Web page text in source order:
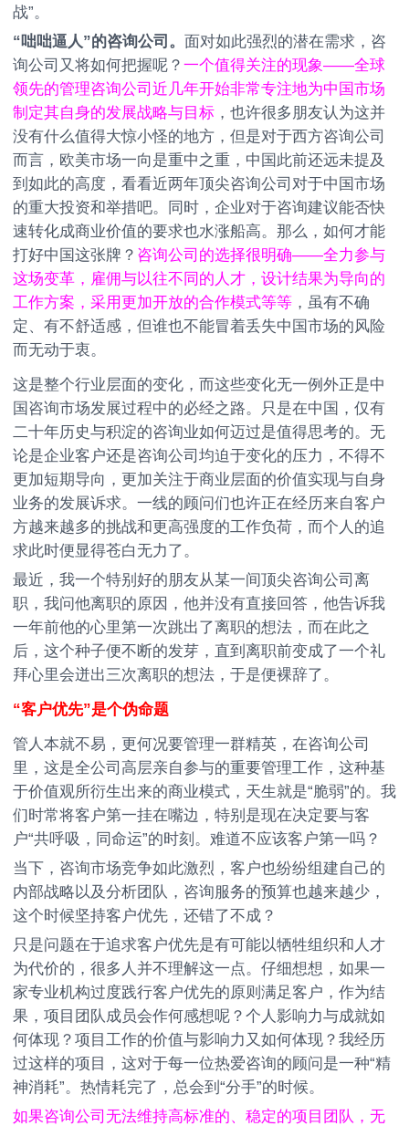
战”。
“咄咄逼人”的咨询公司。 面对如此强烈的潜在需求，咨
询公司又将如何把握呢？ 一个值得关注的现象——全球
领先的管理咨询公司近几年开始非常专注地为中国市场
制定其自身的发展战略与目标 ，也许很多朋友认为这并
没有什么值得大惊小怪的地方，但是对于西方咨询公司
而言，欧美市场一向是重中之重，中国此前还远未提及
到如此的高度，看看近两年顶尖咨询公司对于中国市场
的重大投资和举措吧。同时，企业对于咨询建议能否快
速转化成商业价值的要求也水涨船高。那么，如何才能
打好中国这张牌？ 咨询公司的选择很明确——全力参与
这场变革，雇佣与以往不同的人才，设计结果为导向的
工作方案，采用更加开放的合作模式等等 ，虽有不确
定、有不舒适感，但谁也不能冒着丢失中国市场的风险
而无动于衷。
这是整个行业层面的变化，而这些变化无一例外正是中
国咨询市场发展过程中的必经之路。只是在中国，仅有
二十年历史与积淀的咨询业如何迈过是值得思考的。无
论是企业客户还是咨询公司均迫于变化的压力，不得不
更加短期导向，更加关注于商业层面的价值实现与自身
业务的发展诉求。一线的顾问们也许正在经历来自客户
方越来越多的挑战和更高强度的工作负荷，而个人的追
求此时便显得苍白无力了。
最近，我一个特别好的朋友从某一间顶尖咨询公司离
职，我问他离职的原因，他并没有直接回答，他告诉我
一年前他的心里第一次跳出了离职的想法，而在此之
后，这个种子便不断的发芽，直到离职前变成了一个礼
拜心里会迸出三次离职的想法，于是便裸辞了。
“客户优先”是个伪命题
管人本就不易，更何况要管理一群精英，在咨询公司
里，这是全公司高层亲自参与的重要管理工作，这种基
于价值观所衍生出来的商业模式，天生就是“脆弱”的。我
们时常将客户第一挂在嘴边，特别是现在决定要与客
户“共呼吸，同命运”的时刻。难道不应该客户第一吗？
当下，咨询市场竞争如此激烈，客户也纷纷组建自己的
内部战略以及分析团队，咨询服务的预算也越来越少，
这个时候坚持客户优先，还错了不成？
只是问题在于追求客户优先是有可能以牺牲组织和人才
为代价的，很多人并不理解这一点。仔细想想，如果一
家专业机构过度践行客户优先的原则满足客户，作为结
果，项目团队成员会作何感想呢？个人影响力与成就如
何体现？项目工作的价值与影响力又如何体现？我经历
过这样的项目，这对于每一位热爱咨询的顾问是一种“精
神消耗”。热情耗完了，总会到“分手”的时候。
如果咨询公司无法维持高标准的、稳定的项目团队，无